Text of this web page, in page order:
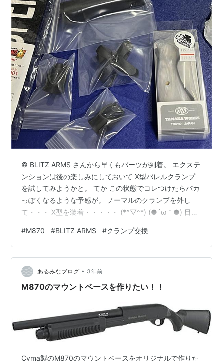
© BLITZ ARMS さんから早くもパーツが到着。 エクステ
ンションは後の楽しみにしておいて X型バレルクランプ
を試してみようかと。 てか この状態でコレつけたらバカ
っぽくなるような予感が。 ノーマルのクランプを外し
て・・・ X型を装着・・・・・ (*^▽^*) (●´ω｀●) 目立
ーとかダークグレーとか いっそのこと赤とかに塗装した
ほうが良いかもしれませんね。 試しに白っぽいマスキン
グテープを貼って見る。アバウトに逝きます。 いや最高
です(*´ω｀*) ヤバすぎでしょ コレｗ 塗装するなら シル
バーかブラックメタルが良さそうですね。
#M870 #BLITZ ARMS #クランプ交換
あるみなブログ • 3年前
M870のマウントベースを作りたい！！
Cyma製のM870のマウントベースをオリジナルで作りた